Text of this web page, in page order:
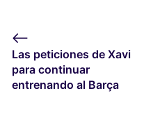
Las peticiones de Xavi
para continuar
entrenando al Barça